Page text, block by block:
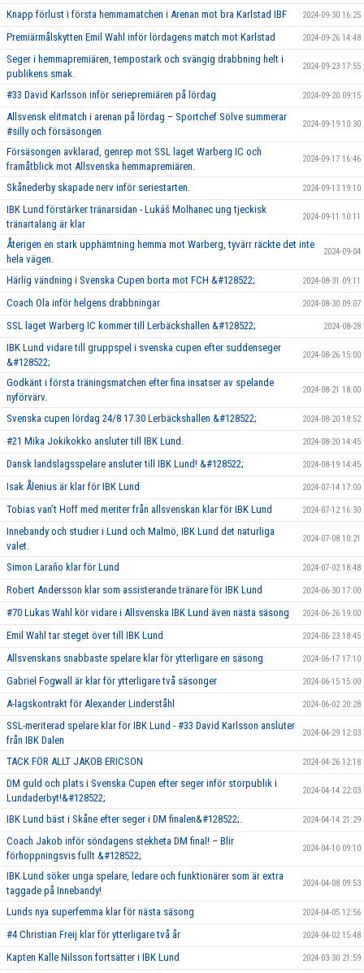
Knapp förlust i första hemmamatchen i Arenan mot bra Karlstad IBF 2024-09-30 16:25
Premiärmålskytten Emil Wahl inför lördagens match mot Karlstad 2024-09-26 14:48
Seger i hemmapremiären, tempostark och svängig drabbning helt i
publikens smak.
2024-09-23 17:55
#33 David Karlsson inför seriepremiären på lördag 2024-09-20 09:15
Allsvensk elitmatch i arenan på lördag – Sportchef Sölve summerar
#silly och försäsongen
2024-09-19 10:30
Försäsongen avklarad, genrep mot SSL laget Warberg IC och
framåtblick mot Allsvenska hemmapremiären.
2024-09-17 16:46
Skånederby skapade nerv inför seriestarten. 2024-09-13 19:10
IBK Lund förstärker tränarsidan - Lukáš Molhanec ung tjeckisk
tränartalang är klar
2024-09-11 10:11
Återigen en stark upphämtning hemma mot Warberg, tyvärr räckte det inte
hela vägen.
2024-09-04
Härlig vändning i Svenska Cupen borta mot FCH &#128522; 2024-08-31 09:11
Coach Ola inför helgens drabbningar 2024-08-30 09:07
SSL laget Warberg IC kommer till Lerbäckshallen &#128522; 2024-08-28
IBK Lund vidare till gruppspel i svenska cupen efter suddenseger
&#128522;
2024-08-26 15:00
Godkänt i första träningsmatchen efter fina insatser av spelande
nyförvärv.
2024-08-21 18:00
Svenska cupen lördag 24/8 17.30 Lerbäckshallen &#128522; 2024-08-20 18:52
#21 Mika Jokikokko ansluter till IBK Lund. 2024-08-20 14:45
Dansk landslagsspelare ansluter till IBK Lund! &#128522; 2024-08-19 14:45
Isak Ålenius är klar för IBK Lund 2024-07-14 17:00
Tobias van’t Hoff med meriter från allsvenskan klar för IBK Lund 2024-07-12 16:30
Innebandy och studier i Lund och Malmö, IBK Lund det naturliga
valet.
2024-07-08 10:21
Simon Laraño klar för Lund 2024-07-02 18:48
Robert Andersson klar som assisterande tränare för IBK Lund 2024-06-30 17:00
#70 Lukas Wahl kör vidare i Allsvenska IBK Lund även nästa säsong 2024-06-26 19:00
Emil Wahl tar steget över till IBK Lund 2024-06-23 18:45
Allsvenskans snabbaste spelare klar för ytterligare en säsong 2024-06-17 17:10
Gabriel Fogwall är klar för ytterligare två säsonger 2024-06-15 15:00
A-lagskontrakt för Alexander Linderståhl 2024-06-02 20:28
SSL-meriterad spelare klar för IBK Lund - #33 David Karlsson ansluter
från IBK Dalen
2024-04-29 12:03
TACK FÖR ALLT JAKOB ERICSON 2024-04-26 12:18
DM guld och plats i Svenska Cupen efter seger inför storpublik i
Lundaderbyt!&#128522;
2024-04-14 22:03
IBK Lund bäst i Skåne efter seger i DM finalen&#128522;. 2024-04-14 21:29
Coach Jakob inför söndagens stekheta DM final! – Blir
förhoppningsvis fullt &#128522;
2024-04-10 09:10
IBK Lund söker unga spelare, ledare och funktionärer som är extra
taggade på Innebandy!
2024-04-08 09:53
Lunds nya superfemma klar för nästa säsong 2024-04-05 12:56
#4 Christian Freij klar för ytterligare två år 2024-04-02 15:48
Kapten Kalle Nilsson fortsätter i IBK Lund 2024-03-30 21:59